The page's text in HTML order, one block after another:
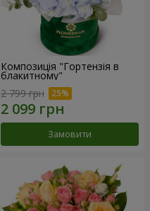
Композиція "Гортензія в
блакитному"
2 799 грн
Замовити